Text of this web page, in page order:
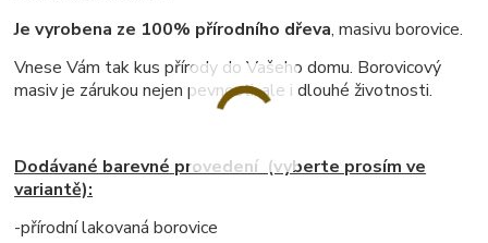
Je vyrobena ze 100% přírodního dřeva, masivu borovice.
Vnese Vám tak kus přírody do Vašeho domu. Borovicový
masiv je zárukou nejen pevnosti, ale i dlouhé životnosti.
Dodávané barevné provedení (vyberte prosím ve
variantě):
-přírodní lakovaná borovice